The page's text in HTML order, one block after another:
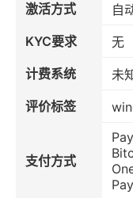
激活方式
自
KYC要求
无
计费系统
未
评价标签
支付方式